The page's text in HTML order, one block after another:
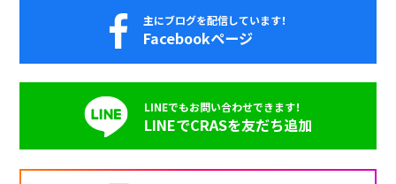
主にブログを配信しています！
Facebookページ
LINEでもお問い合わせできます！
LINEでCRASを友だち追加